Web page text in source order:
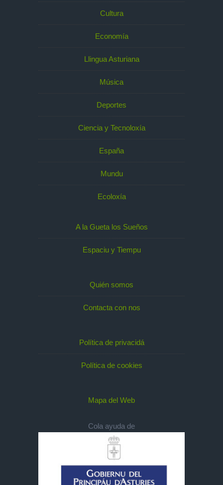
Cultura
Economía
Llingua Asturiana
Música
Deportes
Ciencia y Tecnoloxía
España
Mundu
Ecoloxía
A la Gueta los Sueños
Espaciu y Tiempu
Quién somos
Contacta con nos
Política de privacidá
Política de cookies
Mapa del Web
Cola ayuda de